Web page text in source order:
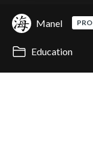
Manel PRO
Education